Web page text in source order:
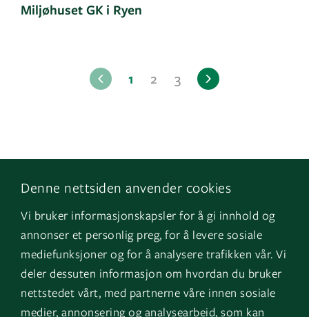
Denne nettsiden anvender cookies
Vi bruker informasjonskapsler for å gi innhold og
annonser et personlig preg, for å levere sosiale
mediefunksjoner og for å analysere trafikken vår. Vi
deler dessuten informasjon om hvordan du bruker
nettstedet vårt, med partnerne våre innen sosiale
medier, annonsering og analysearbeid, som kan
Filter
Vælg byggetype
Alle byggetyper
Miljøhuset GK i Ryen
1 2 3
Følg os
Facebook
LinkedIn
Instagram
YouTube
Naviger
Kontakt os
Vores tjenester
Referencer
Om os